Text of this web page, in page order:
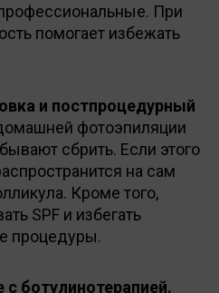
При
помогает избежать
и постпроцедурный
фотоэпиляции
сбрить. Если этого
на сам
Кроме того,
SPF и избегать
процедуры.
ботулинотерапией.